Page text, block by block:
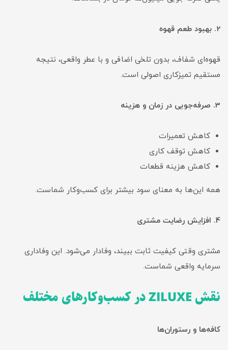
2. بهبود طعم قهوه
قهوه‌ای شفاف، بدون تلخی اضافی و با عطر واقعی، نتیجه
مستقیم تمیزکاری اصولی است.
3. صرفه‌جویی در زمان و هزینه
کاهش تعمیرات
کاهش توقف کاری
کاهش هزینه قطعات
همه این‌ها به معنای سود بیشتر برای کسب‌وکار شماست.
4. افزایش رضایت مشتری
مشتری وقتی کیفیت ثابت ببیند، وفادار می‌شود. این وفاداری
سرمایه واقعی شماست.
نقش ZILUXE در کسب‌وکارهای مختلف
کافه‌ها و رستوران‌ها